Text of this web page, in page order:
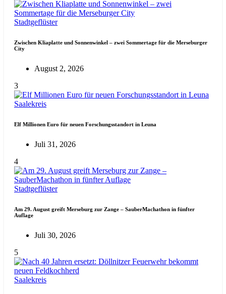
Stadtgeflüster
Zwischen Kliaplatte und Sonnenwinkel – zwei Sommertage für die Merseburger
City
August 2, 2026
3
Saalekreis
Elf Millionen Euro für neuen Forschungsstandort in Leuna
Juli 31, 2026
4
Stadtgeflüster
Am 29. August greift Merseburg zur Zange – SauberMachathon in fünfter
Auflage
Juli 30, 2026
5
Saalekreis